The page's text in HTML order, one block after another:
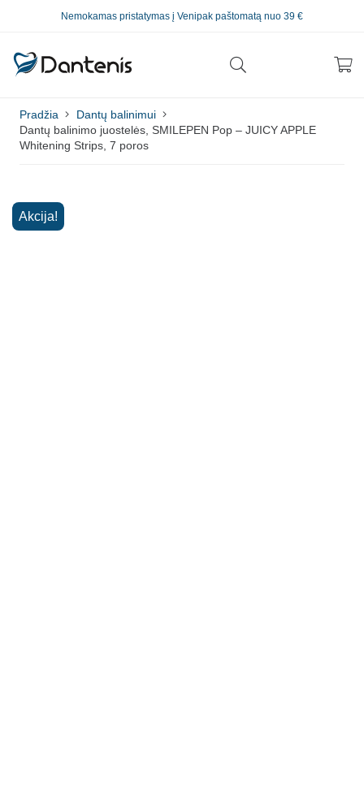
Nemokamas pristatymas į Venipak paštomatą nuo 39 €
Pradžia
Dantų balinimui
Dantų balinimo juostelės, SMILEPEN Pop – JUICY APPLE
Whitening Strips, 7 poros
Akcija!